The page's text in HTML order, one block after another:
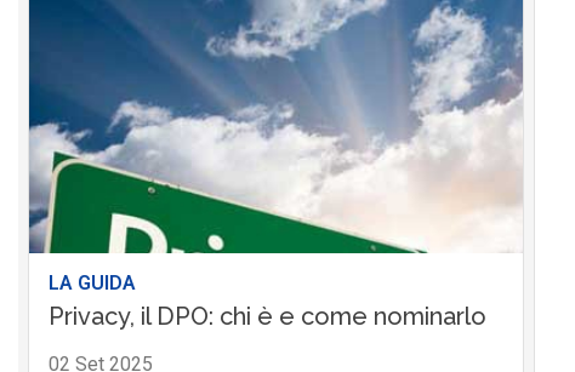
LA GUIDA
Privacy, il DPO: chi è e come nominarlo
02 Set 2025